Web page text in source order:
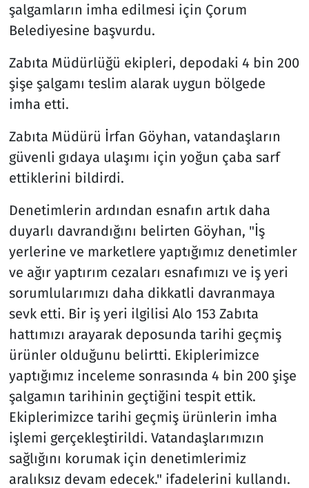
şalgamların imha edilmesi için Çorum
Belediyesine başvurdu.
Zabıta Müdürlüğü ekipleri, depodaki 4 bin 200
şişe şalgamı teslim alarak uygun bölgede
imha etti.
Zabıta Müdürü İrfan Göyhan, vatandaşların
güvenli gıdaya ulaşımı için yoğun çaba sarf
ettiklerini bildirdi.
Denetimlerin ardından esnafın artık daha
duyarlı davrandığını belirten Göyhan, "İş
yerlerine ve marketlere yaptığımız denetimler
ve ağır yaptırım cezaları esnafımızı ve iş yeri
sorumlularımızı daha dikkatli davranmaya
sevk etti. Bir iş yeri ilgilisi Alo 153 Zabıta
hattımızı arayarak deposunda tarihi geçmiş
ürünler olduğunu belirtti. Ekiplerimizce
yaptığımız inceleme sonrasında 4 bin 200 şişe
şalgamın tarihinin geçtiğini tespit ettik.
Ekiplerimizce tarihi geçmiş ürünlerin imha
işlemi gerçekleştirildi. Vatandaşlarımızın
sağlığını korumak için denetimlerimiz
aralıksız devam edecek." ifadelerini kullandı.
Teknoloji ve Bilim
Televizyon